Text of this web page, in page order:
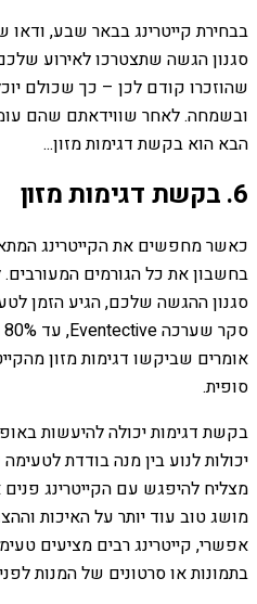
בבחירת קייטרינג בבאר שבע,
סגנון הגשה שתצטרכו לאירוע
שהוזכרו קודם לכן – כך שכולם
ובשמחה. לאחר שווידאתם שהם
הבא הוא בקשת דגימות מזון...
6. בקשת דגימות מזון
כאשר מחפשים את הקייטרינג
בחשבון את כל הגורמים
סגנון ההגשה שלכם, הגיע הזמן
אומרים שביקשו דגימות מזון
סופית.
בקשת דגימות יכולה להיעשות
יכולות לנוע בין מנה בודדת
מצליח להיפגש עם הקייטרינג
מושג טוב עוד יותר על האיכות
אפשרי, קייטרינג רבים מציעים
בתמונות או סרטונים של המנות